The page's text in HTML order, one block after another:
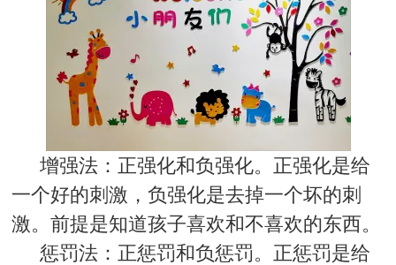
增强法：正强化和负强化。正强化是给
一个好的刺激，负强化是去掉一个坏的刺
激。前提是知道孩子喜欢和不喜欢的东西。
惩罚法：正惩罚和负惩罚。正惩罚是给